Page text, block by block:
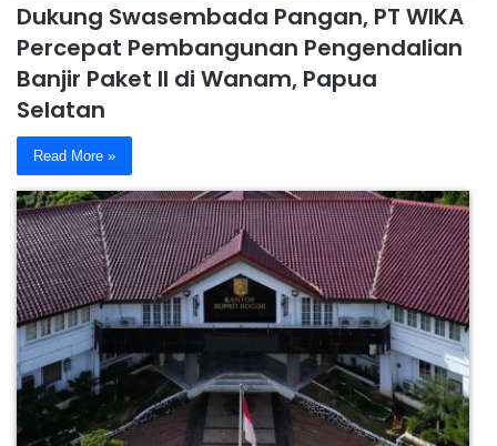
Dukung Swasembada Pangan, PT WIKA
Percepat Pembangunan Pengendalian
Banjir Paket II di Wanam, Papua
Selatan
Read More »